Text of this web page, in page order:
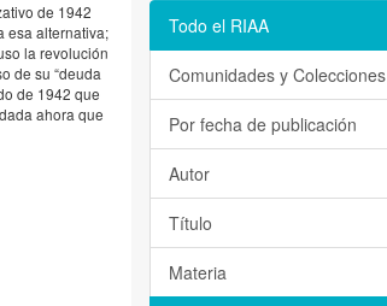
de 1942
esa alternativa;
la revolución
de su “deuda
de 1942 que
ahora que
Todo el RIAA
Comunidades y Colecciones
Por fecha de publicación
Autor
Título
Materia